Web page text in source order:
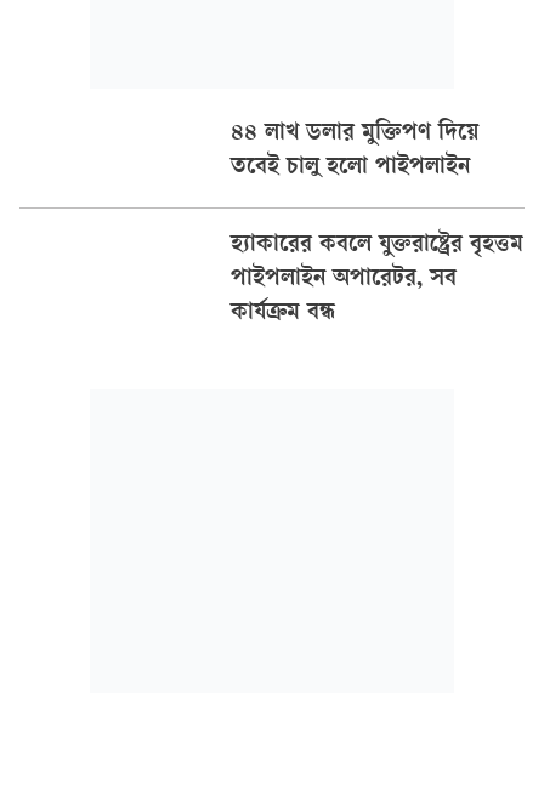
৪৪ লাখ ডলার মুক্তিপণ দিয়ে
তবেই চালু হলো পাইপলাইন
হ্যাকারের কবলে যুক্তরাষ্ট্রের বৃহত্তম
পাইপলাইন অপারেটর, সব
কার্যক্রম বন্ধ